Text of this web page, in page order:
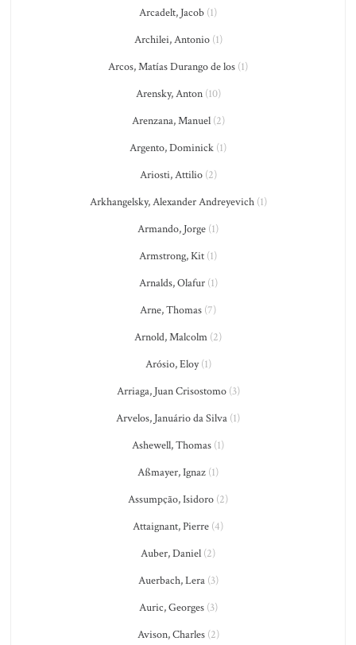
Arcadelt, Jacob (1)
Archilei, Antonio(1)
Arcos, Matías Durango de los (1)
Arensky, Anton(10)
Arenzana, Manuel(2)
Argento, Dominick (1)
Ariosti, Attilio(2)
Arkhangelsky, Alexander Andreyevich(1)
Armando, Jorge (1)
Armstrong, Kit (1)
Arnalds, Olafur(1)
Arne, Thomas (7)
Arnold, Malcolm (2)
Arósio, Eloy(1)
Arriaga, Juan Crisostomo(3)
Arvelos, Januário da Silva (1)
Ashewell, Thomas (1)
Aßmayer, Ignaz (1)
Assumpção, Isidoro (2)
Attaignant, Pierre (4)
Auber, Daniel (2)
Auerbach, Lera(3)
Auric, Georges(3)
Avison, Charles(2)